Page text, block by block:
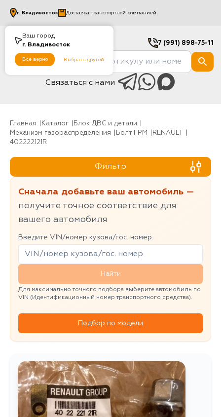
Ваш город
г. Владивосток
Все верно Выбрать другой
г. Владивосток Доставка транспортной компанией
7 (991) 898-75-11
Связаться с нами
Главная Каталог
Блок ДВС и детали
Механизм газораспределения
Болт ГРМ
RENAULT
402222121R
Фильтр
Сначала добавьте ваш автомобиль —
получите точное соответствие для
вашего автомобиля
Введите VIN/номер кузова/гос. номер
Найти
Для максимально точного подбора выберите автомобиль по
VIN (Идентификационный номер транспортного средства).
Подбор по модели